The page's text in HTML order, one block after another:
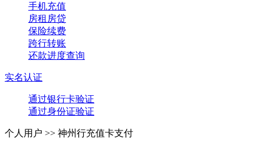
手机充值
房租房贷
保险续费
跨行转账
还款进度查询
实名认证
通过银行卡验证
通过身份证验证
个人用户 >> 神州行充值卡支付